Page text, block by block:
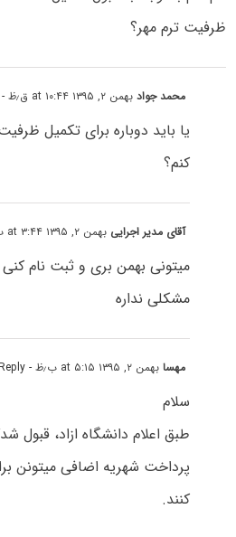
ظرفیت ترم مهر؟
محمد جوادبهمن ۲, ۱۳۹۵ at ۱۰:۴۴ ق٫ظ - Reply
یا باید دوباره برای تکمیل
کنم؟
آقای مدیر اجرایی بهمن ۲, ۱۳۹۵ at ۳:۴۴ ب٫ظ
میتونی بهمن بری و ثبت نام کنی
مشکلی نداره
مهسابهمن ۲, ۱۳۹۵ at ۵:۱۵ ب٫ظ - Reply
سلام
طبق اعلام دانشگاه ازاد، قبول
پرداخت شهریه اضافی میتونن
کنند.